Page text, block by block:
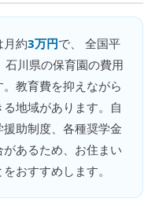
月約3万円で、 全国平
石川県の保育園の費用
教育費を抑えながら
地域があります。自
助制度、各種奨学金
あるため、お住まい
おすすめします。